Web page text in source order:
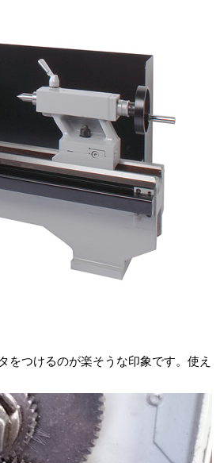
をつけるのが楽そうな印象です。使え